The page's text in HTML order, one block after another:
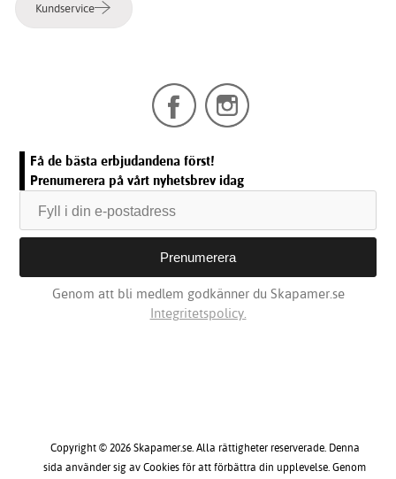
Kundservice
Få de bästa erbjudandena först!
Prenumerera på vårt nyhetsbrev idag
Genom att bli medlem godkänner du Skapamer.se
Integritetspolicy.
Copyright © 2026 Skapamer.se. Alla rättigheter reserverade. Denna
sida använder sig av Cookies för att förbättra din upplevelse. Genom